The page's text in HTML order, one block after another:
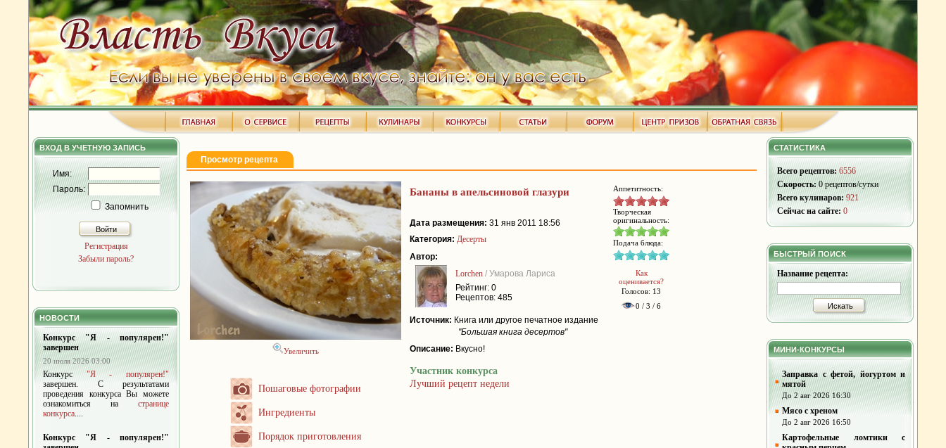
ВХОД В УЧЕТНУЮ ЗАПИСЬ
Имя:
Пароль:
Запомнить
Войти
Регистрация
Забыли пароль?
НОВОСТИ
Конкурс "Я - популярен!"
завершен
20 июля 2026 03:00
Конкурс"Я - популярен!"
завершен. С результатами
проведения конкурса Вы можете
ознакомиться на странице
конкурса....
Конкурс "Я - популярен!"
Просмотр рецепта
Увеличить
Пошаговые фотографии
Ингредиенты
Порядок приготовления
Бананы в апельсиновой глазури Аппетитность:
Творческая
оригинальность:
Подача блюда:
Как
оценивается?
Голосов: 13
0 / 3 / 6
Дата размещения: 31 янв 2011 18:56
Категория: Десерты
Автор:
Lorchen / Умарова Лариса
Рейтинг: 0
Рецептов: 485
Источник: Книга или другое печатное издание
"Большая книга десертов"
Описание: Вкусно!
Участник конкурса
Лучший рецепт недели
СТАТИСТИКА
Всего рецептов: 6556
Скорость:0 рецептов/сутки
Всего кулинаров: 921
Сейчас на сайте: 0
БЫСТРЫЙ ПОИСК
Название рецепта:
Искать
МИНИ-КОНКУРСЫ
Заправка с фетой, йогуртом и
мятой
До 2 авг 2026 16:30
Мясо с хреном
До 2 авг 2026 16:50
Картофельные ломтики с